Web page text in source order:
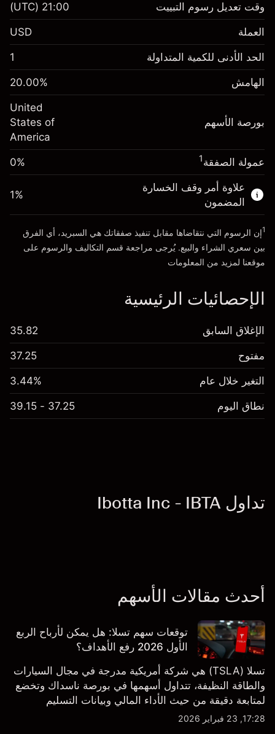
$1,000.00
رسوم التبييت
الرسوم من قيمة الصفقة الكاملة
%
(-$1.08)
حجم الصفقة بالرافعة المالية ~$5,000.00
الأموال من الرافعة المالية ~ دولار
انتقل إلى المنصة
الهامش. استثمارك $1,000.00
رسوم التبييت
الرسوم من قيمة الصفقة الكاملة
-0.000654
%
(-$0.03)
حجم الصفقة بالرافعة المالية ~
الأموال من الرافعة المالية ~ دولار
انتقل إلى المنصة
وقت تعديل رسوم التبييت 21:00
(UTC)
العملة USD
الحد الأدنى للكمية المتداولة 1
الهامش 20.00%
بورصة الأسهم
United
States of
America
عمولة الصفقة1
0%
علاوة أمر وقف الخسارة
المضمون
1%
1إن الرسوم التي نتقاضاها مقابل تنفيذ صفقاتك هي السبريد، أي الفرق
بين سعري الشراء والبيع. يُرجى مراجعة قسم التكاليف والرسوم على
موقعنا لمزيد من المعلومات
الإحصائيات الرئيسية
الإغلاق السابق 35.82
مفتوح 37.25
التغير خلال عام 3.44%
نطاق اليوم 37.25 - 39.15
تداول Ibotta Inc - IBTA
أحدث مقالات الأسهم
توقعات سهم تسلا: هل يمكن لأرباح الربع
الأول 2026 رفع الأهداف؟
تسلا (TSLA) هي شركة أمريكية مدرجة في مجال السيارات
والطاقة النظيفة، تتداول أسهمها في بورصة ناسداك وتخضع
لمتابعة دقيقة من حيث الأداء المالي وبيانات التسليم
والتطورات في التكنولوجيا والتصنيع. استكشف أهداف أسعار
17:28, 23 فبراير 2026